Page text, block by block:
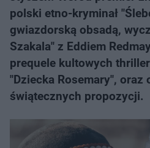
polski etno-kryminał
gwiazdorską obsadą,
Szakala" z Eddiem
prequele kultowych
"Dziecka Rosemary",
świątecznych propozycji.